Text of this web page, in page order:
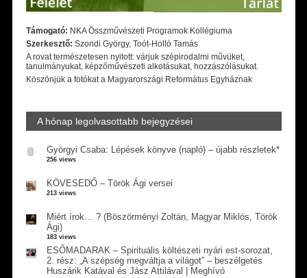
Támogató: NKA Összművészeti Programok Kollégiuma
Szerkesztő: Szondi György, Toót-Holló Tamás
A rovat természetesen nyitott: várjuk szépirodalmi művüket,
tanulmányukat, képzőművészeti alkotásukat, hozzászólásukat.
Köszönjük a fotókat a Magyarországi Református Egyháznak
A hónap legolvasottabb bejegyzései
Györgyi Csaba: Lépések könyve (napló) – újabb részletek*
256 views
KÖVESEDŐ – Török Ági versei
213 views
Miért írok… ? (Böszörményi Zoltán, Magyar Miklós, Török
Ági)
183 views
ESŐMADARAK – Spirituális költészeti nyári est-sorozat,
2. rész: „A szépség megváltja a világot” – beszélgetés
Huszárik Katával és Jász Attilával | Meghívó